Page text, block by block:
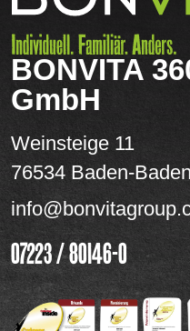
BONVITA
GmbH
Weinsteige 11
76534 Baden-Baden
07223 / 80146-0